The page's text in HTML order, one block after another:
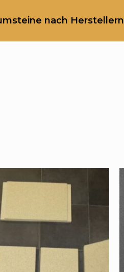
nach Herstellern